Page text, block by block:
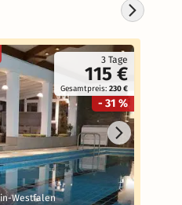
3 Tage
115 €
Gesamtpreis: 230 €
- 31 %
Westfalen